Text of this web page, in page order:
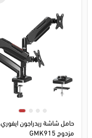
حامل شاشة ريدراجون ايفوري
مزدوج GMK915